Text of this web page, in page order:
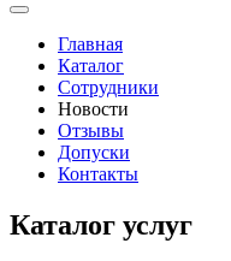
Главная
Каталог
Сотрудники
Новости
Отзывы
Допуски
Контакты
Каталог услуг